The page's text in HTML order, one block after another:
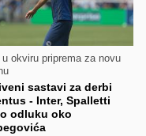
u okviru priprema za novu
sastavi za derbi
- Inter, Spalletti
odluku oko